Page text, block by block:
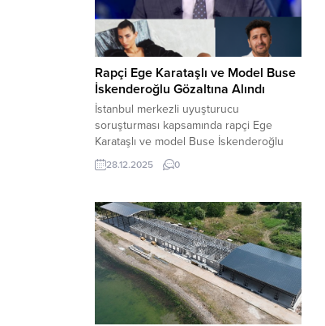
Rapçi Ege Karataşlı ve Model Buse
İskenderoğlu Gözaltına Alındı
İstanbul merkezli uyuşturucu
soruşturması kapsamında rapçi Ege
Karataşlı ve model Buse İskenderoğlu
dahil 17 kişi gözaltına alındı. İstanbul
Cumhuriyet Başsavcılığı koordinesinde
Ege Karataşlı ile Miss Türkiye 2016 güzeli
manken Buse İskenderoğlu, jandarma
birimleri tarafından gözaltına alındı.
Gözaltı dalgasının, daha önce Habertürk
TV eski Genel Yayın Yönetmeni...
28.12.2025 0